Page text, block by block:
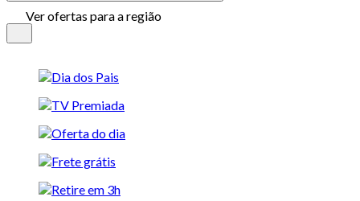
Ver ofertas para a região